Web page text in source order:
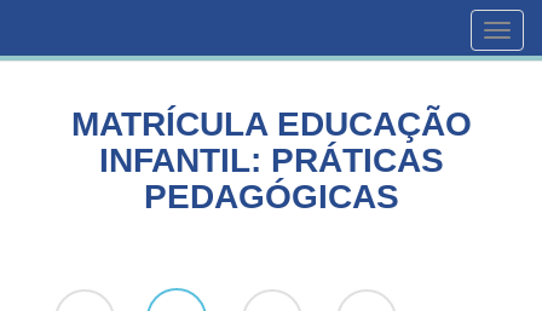
MATRÍCULA EDUCAÇÃO INFANTIL: PRÁTICAS PEDAGÓGICAS
MATRÍCULA EDUCAÇÃO
INFANTIL: PRÁTICAS
PEDAGÓGICAS